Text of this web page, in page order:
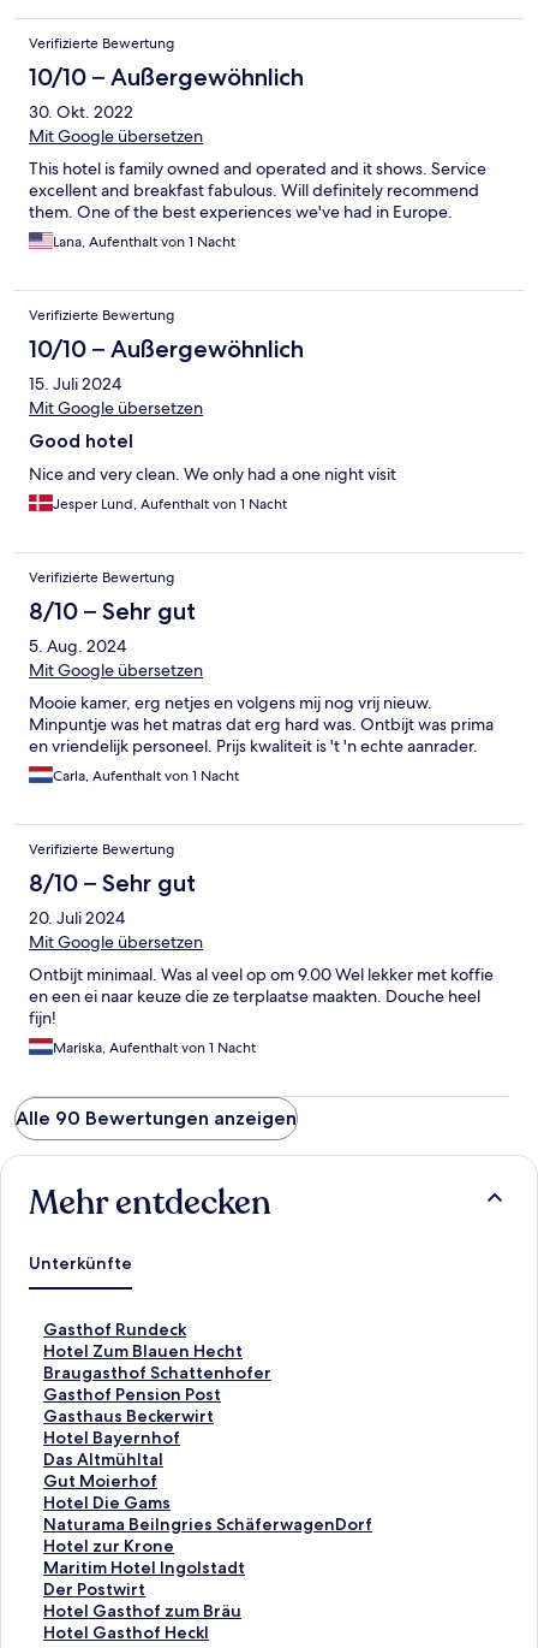
Verifizierte Bewertung
10/10 – Außergewöhnlich
30. Okt. 2022
Mit Google übersetzen
This hotel is family owned and operated and it shows. Service
excellent and breakfast fabulous. Will definitely recommend
them. One of the best experiences we've had in Europe.
Lana, Aufenthalt von 1 Nacht
Verifizierte Bewertung
10/10 – Außergewöhnlich
15. Juli 2024
Mit Google übersetzen
Good hotel
Nice and very clean. We only had a one night visit
Jesper Lund, Aufenthalt von 1 Nacht
Verifizierte Bewertung
8/10 – Sehr gut
5. Aug. 2024
Mit Google übersetzen
Mooie kamer, erg netjes en volgens mij nog vrij nieuw.
Minpuntje was het matras dat erg hard was. Ontbijt was prima
en vriendelijk personeel. Prijs kwaliteit is 't 'n echte aanrader.
Carla, Aufenthalt von 1 Nacht
Verifizierte Bewertung
8/10 – Sehr gut
20. Juli 2024
Mit Google übersetzen
Ontbijt minimaal. Was al veel op om 9.00 Wel lekker met koffie
en een ei naar keuze die ze terplaatse maakten. Douche heel
fijn!
Mariska, Aufenthalt von 1 Nacht
Alle 90 Bewertungen anzeigen
Mehr entdecken
Unterkünfte
Gasthof Rundeck
L
i
n
k
,
d
e
r
d
i
e
f
o
l
g
Hotel Zum Blauen Hecht
L
i
n
k
,
d
e
r
d
i
e
f
o
l
Braugasthof Schattenhofer
L
i
n
k
,
d
e
r
d
i
e
f
o
Gasthof Pension Post
L
i
n
k
,
d
e
r
d
i
e
f
Gasthaus Beckerwirt
L
i
n
k
,
d
e
r
d
i
e
Hotel Bayernhof
L
i
n
k
,
d
e
r
d
i
Das Altmühltal
L
i
n
k
,
d
e
r
d
Gut Moierhof
L
i
n
k
,
d
e
r
Hotel Die Gams
L
i
n
k
,
d
e
Naturama Beilngries SchäferwagenDorf
L
i
n
k
,
d
Hotel zur Krone
L
i
n
k
,
Maritim Hotel Ingolstadt
L
i
n
k
Der Postwirt
L
i
n
Hotel Gasthof zum Bräu
L
iHotel Gasthof Heckl
L